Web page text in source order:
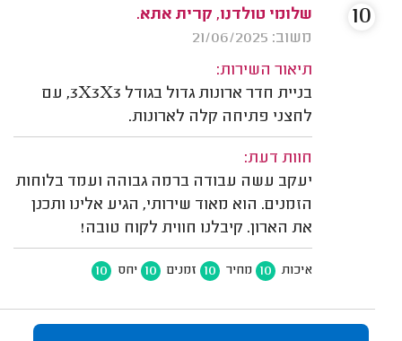
שלומי טולדנו, קרית אתא.
משוב: 21/06/2025
תיאור השירות:
בניית חדר ארונות גדול בגודל 3X3X3, עם
לחצני פתיחה קלה לארונות.
חוות דעת:
יעקב עשה עבודה ברמה גבוהה ועמד בלוחות
הזמנים. הוא מאוד שירותי, הגיע אלינו ותכנן
את הארון. קיבלנו חווית לקוח טובה!
איכות 10 מחיר 10 זמנים 10 יחס 10
10